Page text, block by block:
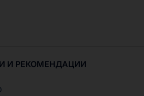
гидравлических масел, но и в
И РЕКОМЕНДАЦИИ